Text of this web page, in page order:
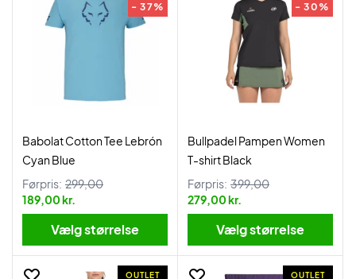
- 37%
Babolat Cotton Tee Lebrón
Cyan Blue
Førpris: 299,00
189,00 kr.
Vælg størrelse
- 30%
Bullpadel Pampen Women
T-shirt Black
Førpris: 399,00
279,00 kr.
Vælg størrelse
OUTLET OUTLET